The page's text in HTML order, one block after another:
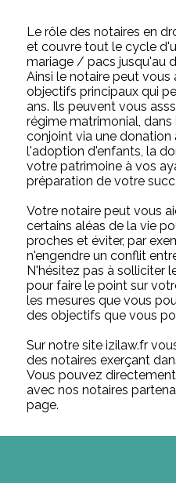
Le rôle des notaires en
et couvre tout le cycle
mariage / pacs jusqu'au
Ainsi le notaire peut
objectifs principaux qui
ans. Ils peuvent vous
régime matrimonial,
conjoint via une donation
l'adoption d'enfants, la
votre patrimoine à vos
préparation de votre
Votre notaire peut vous
certains aléas de la vie
proches et éviter, par
n'engendre un conflit
N'hésitez pas à solliciter
pour faire le point sur
les mesures que vous
des objectifs que vous
Sur notre site izilaw.fr
des notaires exerçant
Vous pouvez
avec nos notaires
page.